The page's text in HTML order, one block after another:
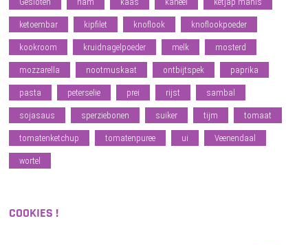
ketoembar kipfilet knoflook knoflookpoeder
kookroom kruidnagelpoeder melk mosterd
mozzarella nootmuskaat ontbijtspek paprika
pasta peterselie prei rijst sambal
sojasaus sperziebonen suiker tijm tomaat
tomatenketchup tomatenpuree ui Veenendaal
wortel
COOKIES !